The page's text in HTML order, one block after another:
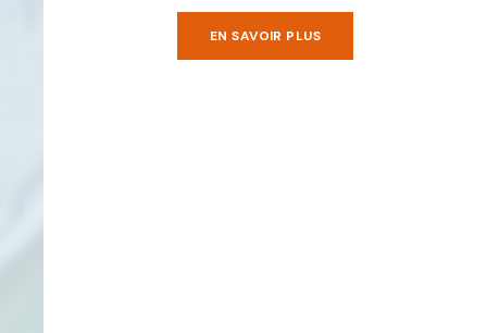
EN SAVOIR PLUS